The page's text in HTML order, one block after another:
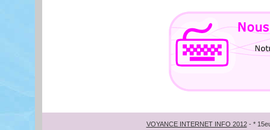
VOYANCE INTERNET INFO 2012- *